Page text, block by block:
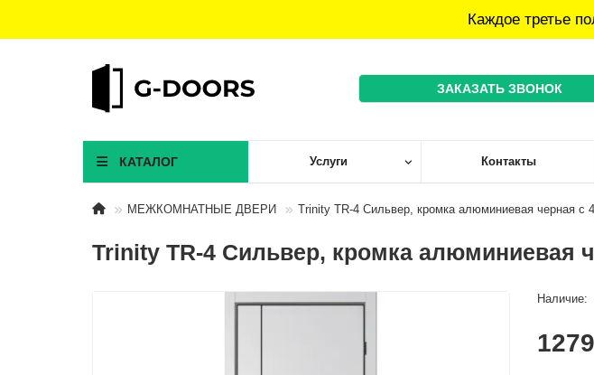
Каждое третье
ЗАКАЗАТЬ ЗВОНОК
КАТАЛОГ Услуги Контакты
МЕЖКОМНАТНЫЕ ДВЕРИ Trinity TR-4 Сильвер, кромка алюминиевая черная с
Trinity TR-4 Сильвер, кромка алюминиевая
Наличие: